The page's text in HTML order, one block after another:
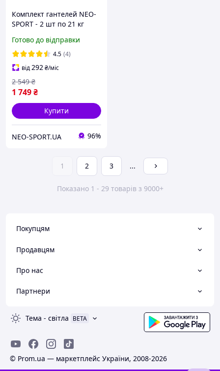
Комплект гантелей NEO-
SPORT - 2 шт по 21 кг
дисками
Готово до відправки
4.5 (4)
від292₴/міс
1 749₴
2 549 ₴
Купити
NEO-SPORT.UA 96%
1 2 3 ...
Показано 1 - 29 товарів з 9000+
Покупцям
Продавцям
Про нас
Партнери
Тема - світла BETA
© Prom.ua — маркетплейс України, 2008-2026